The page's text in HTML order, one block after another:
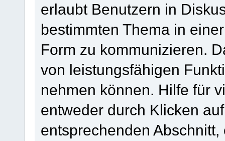
erlaubt Benutzern in
bestimmten Thema in
Form zu kommunizieren.
von leistungsfähigen
nehmen können. Hilfe für
entweder durch Klicken
entsprechenden